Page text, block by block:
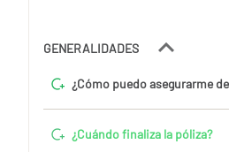
GENERALIDADES
¿Cómo puedo asegurarme
¿Cuándo finaliza la póliza?